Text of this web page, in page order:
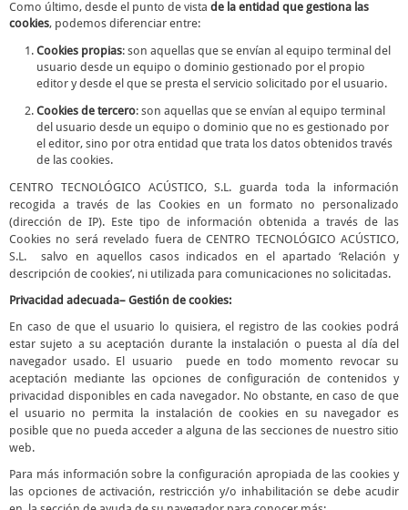
Como último, desde el punto de vista de la entidad que gestiona las
cookies, podemos diferenciar entre:
Cookies propias: son aquellas que se envían al equipo terminal del
usuario desde un equipo o dominio gestionado por el propio
editor y desde el que se presta el servicio solicitado por el usuario.
Cookies de tercero: son aquellas que se envían al equipo terminal
del usuario desde un equipo o dominio que no es gestionado por
el editor, sino por otra entidad que trata los datos obtenidos través
de las cookies.
CENTRO TECNOLÓGICO ACÚSTICO, S.L. guarda toda la información
recogida a través de las Cookies en un formato no personalizado
(dirección de IP). Este tipo de información obtenida a través de las
Cookies no será revelado fuera de CENTRO TECNOLÓGICO ACÚSTICO,
S.L. salvo en aquellos casos indicados en el apartado ‘Relación y
descripción de cookies’, ni utilizada para comunicaciones no solicitadas.
Privacidad adecuada– Gestión de cookies:
En caso de que el usuario lo quisiera, el registro de las cookies podrá
estar sujeto a su aceptación durante la instalación o puesta al día del
navegador usado. El usuario puede en todo momento revocar su
aceptación mediante las opciones de configuración de contenidos y
privacidad disponibles en cada navegador. No obstante, en caso de que
el usuario no permita la instalación de cookies en su navegador es
posible que no pueda acceder a alguna de las secciones de nuestro sitio
web.
Para más información sobre la configuración apropiada de las cookies y
las opciones de activación, restricción y/o inhabilitación se debe acudir